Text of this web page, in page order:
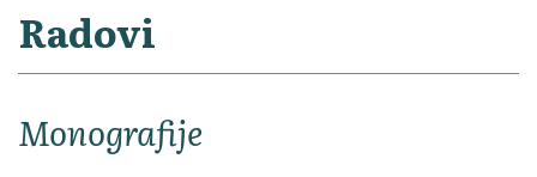
Radovi
Monografije